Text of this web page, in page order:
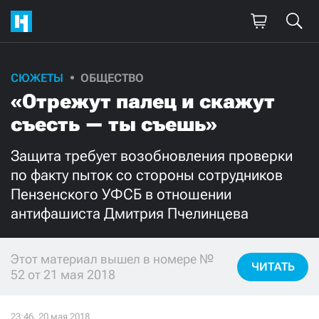
СЮЖЕТЫ ОБЩЕСТВО
«Отрежут палец и скажут
съесть — ты съешь»
Защита требует возобновления проверки
по факту пыток со стороны сотрудников
Пензенского УФСБ в отношении
антифашиста Дмитрия Пчелинцева
Этот материал вышел в номере №
52 от 21 мая 2018
ЧИТАТЬ
Поддержите
нашу работу!
Ежемесячно
3000 1000
500 300